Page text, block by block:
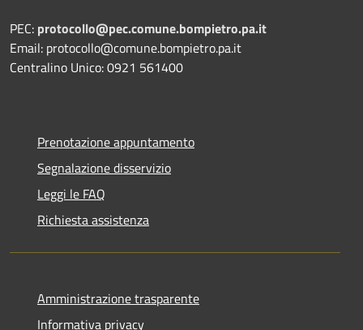
PEC: protocollo@pec.comune.bompietro.pa.it
Email: protocollo@comune.bompietro.pa.it
Centralino Unico: 0921 561400
Prenotazione appuntamento
Segnalazione disservizio
Leggi le FAQ
Richiesta assistenza
Amministrazione trasparente
Informativa privacy